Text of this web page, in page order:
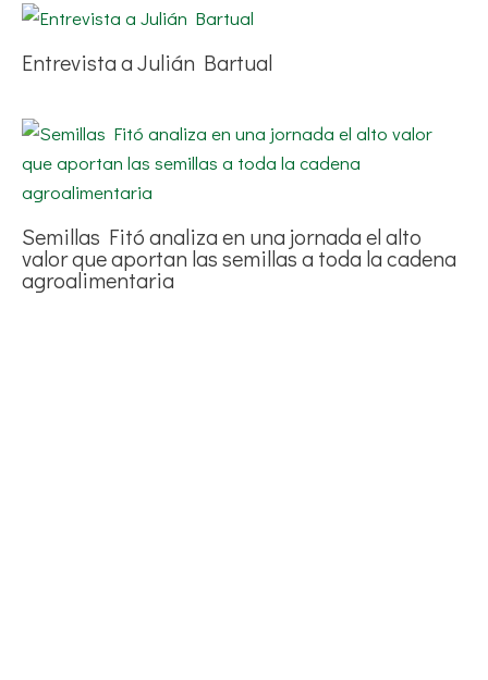
Entrevista a Julián Bartual
Semillas Fitó analiza en una jornada el alto
valor que aportan las semillas a toda la cadena
agroalimentaria